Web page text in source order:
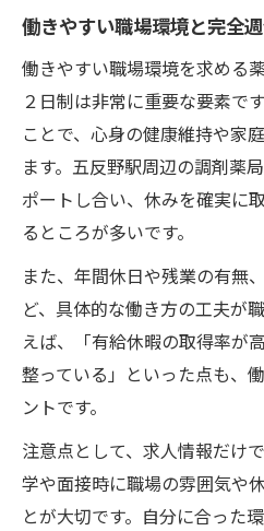
働きやすい職場環境と完全
働きやすい職場環境を求める
２日制は非常に重要な要素で
ことで、心身の健康維持や家
ます。五反野駅周辺の調剤薬
ポートし合い、休みを確実に
るところが多いです。
また、年間休日や残業の有無
ど、具体的な働き方の工夫が
えば、「有給休暇の取得率が
整っている」といった点も、
ントです。
注意点として、求人情報だけ
学や面接時に職場の雰囲気や
とが大切です。自分に合った